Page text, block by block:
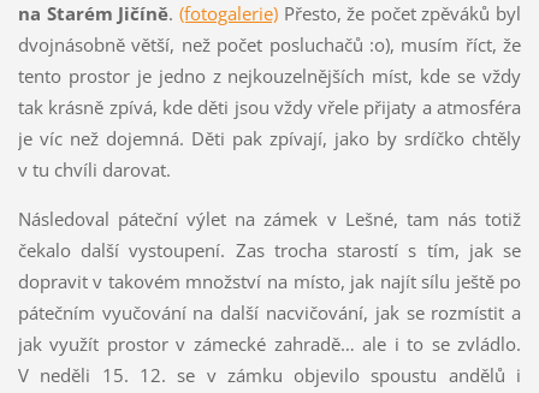
na Starém Jičíně. (fotogalerie)Přesto, že počet zpěváků byl
dvojnásobně větší, než počet posluchačů :o), musím říct, že
tento prostor je jedno z nejkouzelnějších míst, kde se vždy
tak krásně zpívá, kde děti jsou vždy vřele přijaty a atmosféra
je víc než dojemná. Děti pak zpívají, jako by srdíčko chtěly
v tu chvíli darovat.
Následoval páteční výlet na zámek v Lešné, tam nás totiž
čekalo další vystoupení. Zas trocha starostí s tím, jak se
dopravit v takovém množství na místo, jak najít sílu ještě po
pátečním vyučování na další nacvičování, jak se rozmístit a
jak využít prostor v zámecké zahradě… ale i to se zvládlo.
V neděli 15. 12. se v zámku objevilo spoustu andělů i